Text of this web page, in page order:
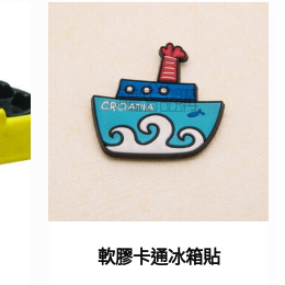
軟膠卡通冰箱貼